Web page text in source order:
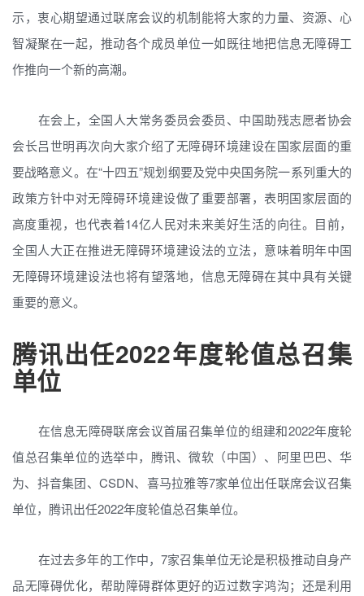
示，衷心期望通过联席会议的机制能将大家的力量、资源、心
智凝聚在一起，推动各个成员单位一如既往地把信息无障碍工
作推向一个新的高潮。
在会上，全国人大常务委员会委员、中国助残志愿者协会
会长吕世明再次向大家介绍了无障碍环境建设在国家层面的重
要战略意义。在“十四五”规划纲要及党中央国务院一系列重大的
政策方针中对无障碍环境建设做了重要部署，表明国家层面的
高度重视，也代表着14亿人民对未来美好生活的向往。目前，
全国人大正在推进无障碍环境建设法的立法，意味着明年中国
无障碍环境建设法也将有望落地，信息无障碍在其中具有关键
重要的意义。
腾讯出任2022年度轮值总召集
单位
在信息无障碍联席会议首届召集单位的组建和2022年度轮
值总召集单位的选举中，腾讯、微软（中国）、阿里巴巴、华
为、抖音集团、CSDN、喜马拉雅等7家单位出任联席会议召集
单位，腾讯出任2022年度轮值总召集单位。
在过去多年的工作中，7家召集单位无论是积极推动自身产
品无障碍优化，帮助障碍群体更好的迈过数字鸿沟；还是利用